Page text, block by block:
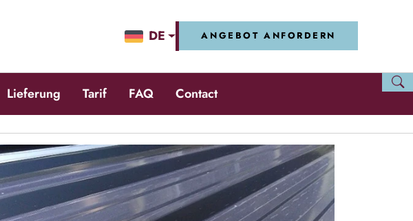
DE ANGEBOT ANFORDERN
Lieferung Tarif FAQ Contact